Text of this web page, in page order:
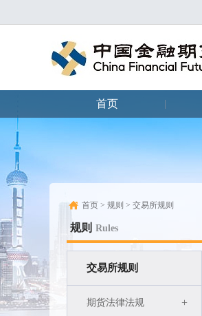
首页
首页 > 规则 > 交易所规则
规则 Rules
交易所规则
期货法律法规 +